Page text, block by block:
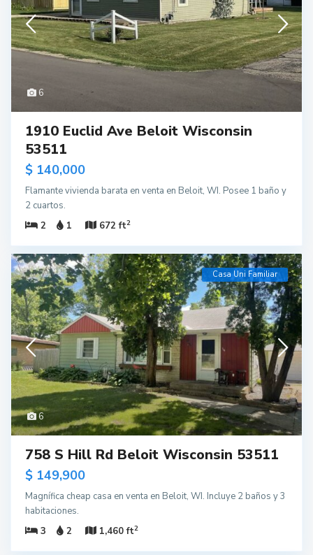
6
1910 Euclid Ave Beloit Wisconsin
53511
$ 140,000
Flamante vivienda barata en venta en Beloit, WI. Posee 1 baño y
2 cuartos.
2
1 672 ft2
6
Casa Uni Familiar
758 S Hill Rd Beloit Wisconsin 53511
$ 149,900
Magnífica cheap casa en venta en Beloit, WI. Incluye 2 baños y 3
habitaciones.
3
2 1,460 ft2